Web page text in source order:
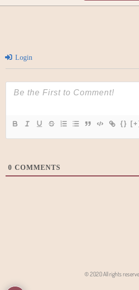
Login
{} [+]
0 COMMENTS
© 2020 All rights